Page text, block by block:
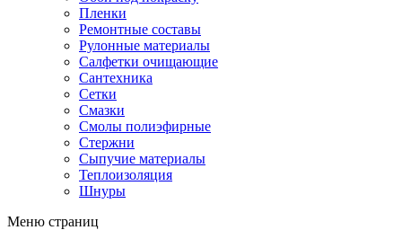
Пленки
Ремонтные составы
Рулонные материалы
Салфетки очищающие
Сантехника
Сетки
Смазки
Смолы полиэфирные
Стержни
Сыпучие материалы
Теплоизоляция
Шнуры
Меню страниц